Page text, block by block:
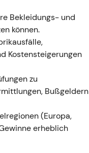
bestätigt (ab 1.
wird als
1. Januar 2023)
dass
mit Skepsis,
würden. -
das
Bekleidungs- und
können.
Kostensteigerungen
zu
Bußgeldern
(Europa,
erheblich